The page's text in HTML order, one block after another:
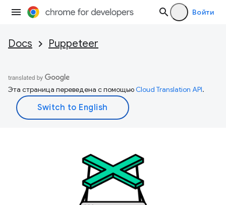
Войти
Docs Puppeteer
Эта страница переведена с помощьюCloud Translation API.